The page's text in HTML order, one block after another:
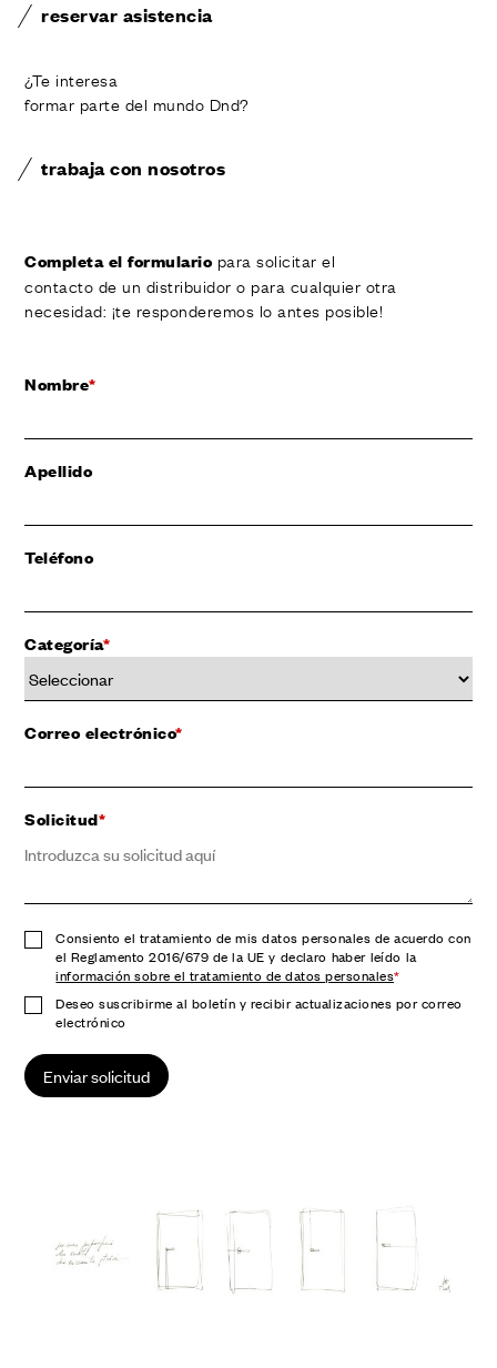
reservar asistencia
¿Te interesa
formar parte del mundo Dnd?
trabaja con nosotros
Completa el formulariopara solicitar el
contacto de un distribuidor o para cualquier otra
necesidad: ¡te responderemos lo antes posible!
Nombre*
Apellido
Teléfono
Categoría*
Correo electrónico*
Solicitud*
Consiento el tratamiento de mis datos personales de acuerdo con
el Reglamento 2016/679 de la UE y declaro haber leído la
información sobre el tratamiento de datos personales*
Deseo suscribirme al boletín y recibir actualizaciones por correo
electrónico